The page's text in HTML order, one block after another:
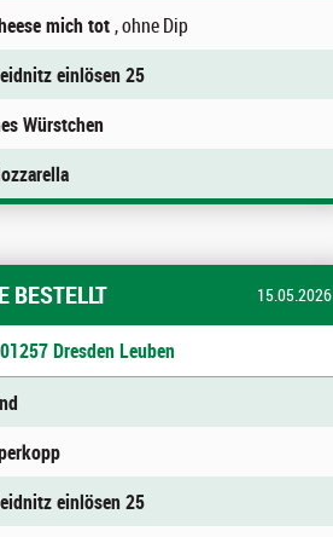
mich tot, ohne Dip
einlösen 25
Würstchen
BESTELLT 15.05.2026
Dresden Leuben
einlösen 25